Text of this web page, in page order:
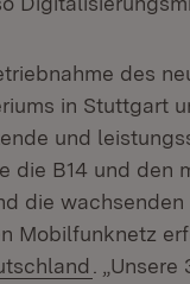
des
in Stuttgart
und
die B14 und den
die
Mobilfunknetz
(Öffnet
.